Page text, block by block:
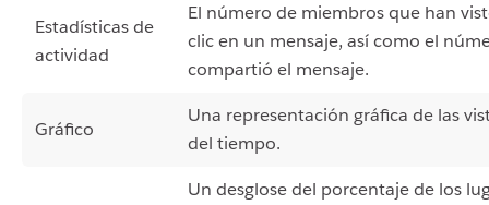
Estadísticas de
actividad
El número de miembros que han
clic en un mensaje, así como el
compartió el mensaje.
Gráfico
Una representación gráfica de las
del tiempo.
Un desglose del porcentaje de los